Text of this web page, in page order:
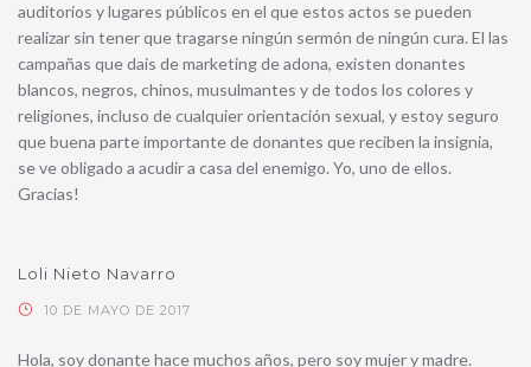
auditorios y lugares públicos en el que estos actos se pueden
realizar sin tener que tragarse ningún sermón de ningún cura. El las
campañas que dais de marketing de adona, existen donantes
blancos, negros, chinos, musulmantes y de todos los colores y
religiones, incluso de cualquier orientación sexual, y estoy seguro
que buena parte importante de donantes que reciben la insignia,
se ve obligado a acudir a casa del enemigo. Yo, uno de ellos.
Gracias!
Loli Nieto Navarro
10 DE MAYO DE 2017
Hola, soy donante hace muchos años, pero soy mujer y madre.